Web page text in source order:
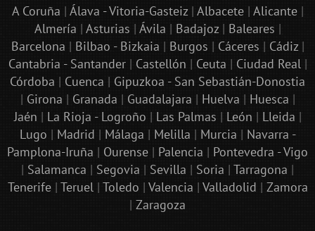
A Coruña | Álava - Vitoria-Gasteiz| Albacete| Alicante|
Almería | Asturias | Ávila | Badajoz| Baleares |
Barcelona | Bilbao - Bizkaia | Burgos | Cáceres | Cádiz|
Cantabria - Santander| Castellón | Ceuta | Ciudad Real|
Córdoba | Cuenca | Gipuzkoa - San Sebastián-Donostia
| Girona | Granada | Guadalajara | Huelva | Huesca |
Jaén | La Rioja - Logroño | Las Palmas | León | Lleida |
Lugo | Madrid | Málaga | Melilla | Murcia | Navarra -
Pamplona-Iruña | Ourense | Palencia | Pontevedra - Vigo
| Salamanca | Segovia | Sevilla | Soria | Tarragona |
Tenerife| Teruel| Toledo | Valencia | Valladolid | Zamora
| Zaragoza